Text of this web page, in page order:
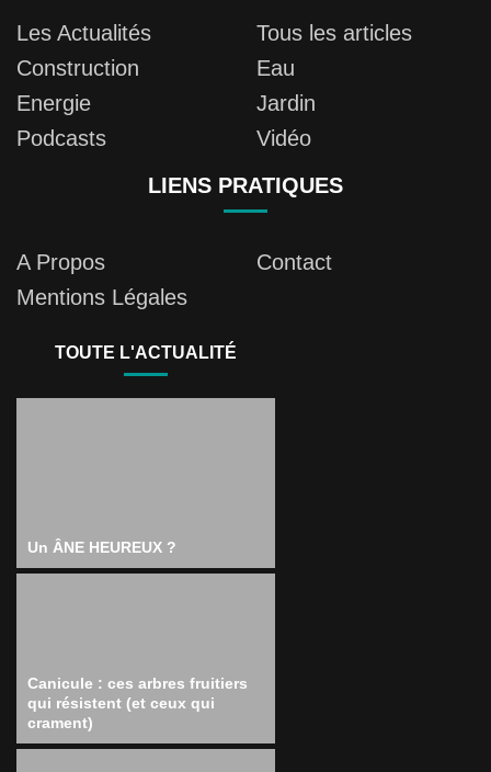
Les Actualités
Tous les articles
Construction
Eau
Energie
Jardin
Podcasts
Vidéo
LIENS PRATIQUES
A Propos
Contact
Mentions Légales
TOUTE L'ACTUALITÉ
Un ÂNE HEUREUX ?
Canicule : ces arbres fruitiers
qui résistent (et ceux qui
crament)